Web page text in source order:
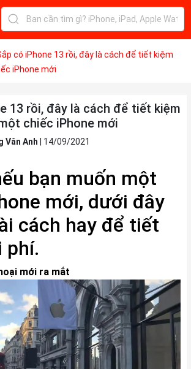
có iPhone 13 rồi, đây là cách để tiết kiệm
iPhone mới
13 rồi, đây là cách để tiết kiệm
chiếc iPhone mới
Vân Anh 14/09/2021
bạn muốn một
mới, dưới đây
cách hay để tiết
phí.
mới ra mắt